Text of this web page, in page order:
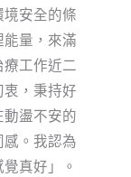
安全的條
量，來滿
工作近二
，秉持好
盪不安的
。我認為
真好」。